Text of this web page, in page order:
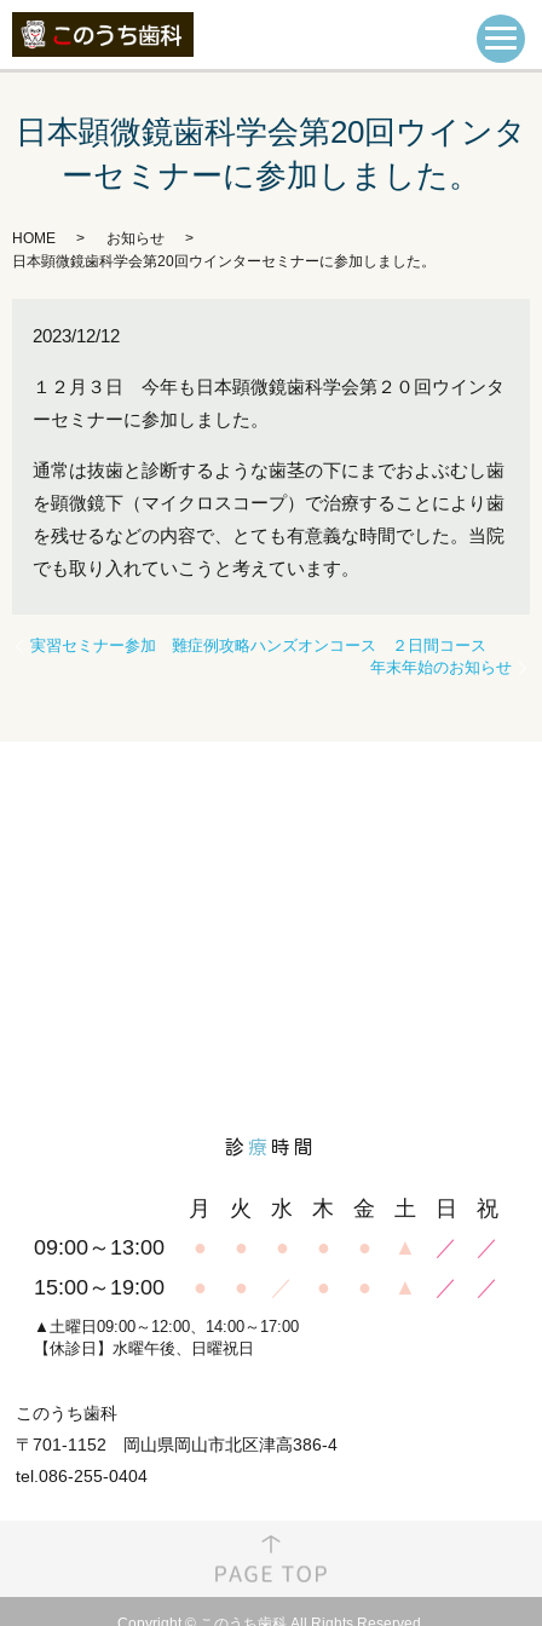
日本顕微鏡歯科学会第20回ウインタ
ーセミナーに参加しました。
HOME
お知らせ
日本顕微鏡歯科学会第20回ウインターセミナーに参加しました。
2023/12/12
１２月３日 今年も日本顕微鏡歯科学会第２０回ウインタ
ーセミナーに参加しました。
通常は抜歯と診断するような歯茎の下にまでおよぶむし歯
を顕微鏡下（マイクロスコープ）で治療することにより歯
を残せるなどの内容で、とても有意義な時間でした。当院
でも取り入れていこうと考えています。
実習セミナー参加 難症例攻略ハンズオンコース ２日間コース
年末年始のお知らせ
診 療 時間
月 火 水 木 金 土 日
祝
09:00～13:00
● ● ● ● ● ▲ ／
／
15:00～19:00
● ● ／ ● ● ▲ ／ ／
▲土曜日09:00～12:00、14:00～17:00
【休診日】水曜午後、日曜祝日
このうち歯科
〒701-1152 岡山県岡山市北区津高386-4
tel.086-255-0404